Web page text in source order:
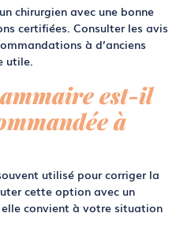
chirurgien avec une bonne
certifiées. Consulter les avis
à d’anciens
utile.
est-il
à
utilisé pour corriger la
cette option avec un
convient à votre situation